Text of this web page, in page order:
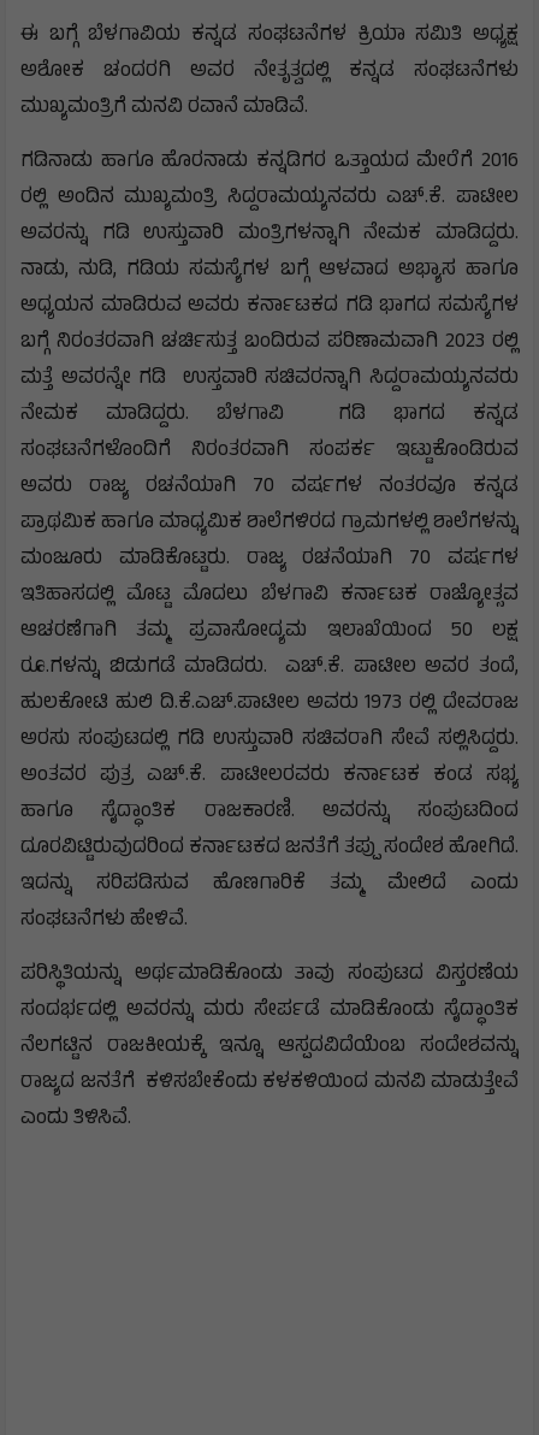
ಈ ಬಗ್ಗೆ ಬೆಳಗಾವಿಯ ಕನ್ನಡ ಸಂಘಟನೆಗಳ ಕ್ರಿಯಾ ಸಮಿತಿ ಅಧ್ಯಕ್ಷ
ಅಶೋಕ ಚಂದರಗಿ ಅವರ ನೇತೃತ್ವದಲ್ಲಿ ಕನ್ನಡ ಸಂಘಟನೆಗಳು
ಮುಖ್ಯಮಂತ್ರಿಗೆ ಮನವಿ ರವಾನೆ ಮಾಡಿವೆ.
ಗಡಿನಾಡು ಹಾಗೂ ಹೊರನಾಡು ಕನ್ನಡಿಗರ ಒತ್ತಾಯದ ಮೇರೆಗೆ 2016
ರಲ್ಲಿ ಅಂದಿನ ಮುಖ್ಯಮಂತ್ರಿ ಸಿದ್ದರಾಮಯ್ಯನವರು ಎಚ್.ಕೆ. ಪಾಟೀಲ
ಅವರನ್ನು ಗಡಿ ಉಸ್ತುವಾರಿ ಮಂತ್ರಿಗಳನ್ನಾಗಿ ನೇಮಕ ಮಾಡಿದ್ದರು.
ನಾಡು, ನುಡಿ, ಗಡಿಯ ಸಮಸ್ಯೆಗಳ ಬಗ್ಗೆ ಆಳವಾದ ಅಭ್ಯಾಸ ಹಾಗೂ
ಅಧ್ಯಯನ ಮಾಡಿರುವ ಅವರು ಕರ್ನಾಟಕದ ಗಡಿ ಭಾಗದ ಸಮಸ್ಯೆಗಳ
ಬಗ್ಗೆ ನಿರಂತರವಾಗಿ ಚರ್ಚಿಸುತ್ತ ಬಂದಿರುವ ಪರಿಣಾಮವಾಗಿ 2023 ರಲ್ಲಿ
ಮತ್ತೆ ಅವರನ್ನೇ ಗಡಿ ಉಸ್ತವಾರಿ ಸಚಿವರನ್ನಾಗಿ ಸಿದ್ದರಾಮಯ್ಯನವರು
ನೇಮಕ ಮಾಡಿದ್ದರು. ಬೆಳಗಾವಿ ಗಡಿ ಭಾಗದ ಕನ್ನಡ
ಸಂಘಟನೆಗಳೊಂದಿಗೆ ನಿರಂತರವಾಗಿ ಸಂಪರ್ಕ ಇಟ್ಟುಕೊಂಡಿರುವ
ಅವರು ರಾಜ್ಯ ರಚನೆಯಾಗಿ 70 ವರ್ಷಗಳ ನಂತರವೂ ಕನ್ನಡ
ಪ್ರಾಥಮಿಕ ಹಾಗೂ ಮಾಧ್ಯಮಿಕ ಶಾಲೆಗಳಿರದ ಗ್ರಾಮಗಳಲ್ಲಿ ಶಾಲೆಗಳನ್ನು
ಮಂಜೂರು ಮಾಡಿಕೊಟ್ಟರು. ರಾಜ್ಯ ರಚನೆಯಾಗಿ 70 ವರ್ಷಗಳ
ಇತಿಹಾಸದಲ್ಲಿ ಮೊಟ್ಟ ಮೊದಲು ಬೆಳಗಾವಿ ಕರ್ನಾಟಕ ರಾಜ್ಯೋತ್ಸವ
ಆಚರಣೆಗಾಗಿ ತಮ್ಮ ಪ್ರವಾಸೋದ್ಯಮ ಇಲಾಖೆಯಿಂದ 50 ಲಕ್ಷ
ರೂ.ಗಳನ್ನು ಬಿಡುಗಡೆ ಮಾಡಿದರು. ಎಚ್.ಕೆ. ಪಾಟೀಲ ಅವರ ತಂದೆ,
ಹುಲಕೋಟಿ ಹುಲಿ ದಿ.ಕೆ.ಎಚ್.ಪಾಟೀಲ ಅವರು 1973 ರಲ್ಲಿ ದೇವರಾಜ
ಅರಸು ಸಂಪುಟದಲ್ಲಿ ಗಡಿ ಉಸ್ತುವಾರಿ ಸಚಿವರಾಗಿ ಸೇವೆ ಸಲ್ಲಿಸಿದ್ದರು.
ಅಂತವರ ಪುತ್ರ ಎಚ್.ಕೆ. ಪಾಟೀಲರವರು ಕರ್ನಾಟಕ ಕಂಡ ಸಭ್ಯ
ಹಾಗೂ ಸೈದ್ಧಾಂತಿಕ ರಾಜಕಾರಣಿ. ಅವರನ್ನು ಸಂಪುಟದಿಂದ
ದೂರವಿಟ್ಟಿರುವುದರಿಂದ ಕರ್ನಾಟಕದ ಜನತೆಗೆ ತಪ್ಪು ಸಂದೇಶ ಹೋಗಿದೆ.
ಇದನ್ನು ಸರಿಪಡಿಸುವ ಹೊಣಗಾರಿಕೆ ತಮ್ಮ ಮೇಲಿದೆ ಎಂದು
ಸಂಘಟನೆಗಳು ಹೇಳಿವೆ.
ಪರಿಸ್ಥಿತಿಯನ್ನು ಅರ್ಥಮಾಡಿಕೊಂಡು ತಾವು ಸಂಪುಟದ ವಿಸ್ತರಣೆಯ
ಸಂದರ್ಭದಲ್ಲಿ ಅವರನ್ನು ಮರು ಸೇರ್ಪಡೆ ಮಾಡಿಕೊಂಡು ಸೈದ್ಧಾಂತಿಕ
ನೆಲಗಟ್ಟಿನ ರಾಜಕೀಯಕ್ಕೆ ಇನ್ನೂ ಆಸ್ಪದವಿದೆಯೆಂಬ ಸಂದೇಶವನ್ನು
ರಾಜ್ಯದ ಜನತೆಗೆ ಕಳಿಸಬೇಕೆಂದು ಕಳಕಳಿಯಿಂದ ಮನವಿ ಮಾಡುತ್ತೇವೆ
ಎಂದು ತಿಳಿಸಿವೆ.